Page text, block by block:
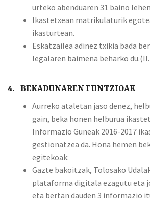
urteko abenduaren 31 baino
Ikastetxean matrikulaturik
ikasturtean.
Eskatzailea adinez txikia bada
legalaren baimena beharko
4. BEKADUNAREN FUNTZIOAK
Aurreko ataletan jaso denez,
gain, beka honen helburua
Informazio Guneak 2016-2017
gestionatzea da. Hona hemen
egitekoak:
Gazte bakoitzak, Tolosako
plataforma digitala ezagutu eta
eta bertan dauden 3 informazio